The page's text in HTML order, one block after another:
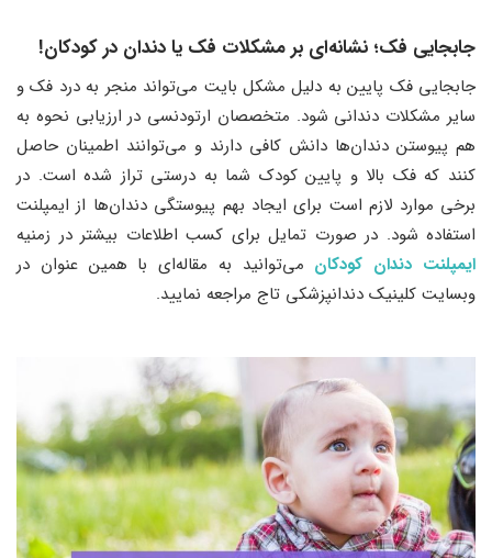
جابجایی فک؛ نشانه‌ای بر مشکلات فک یا دندان در کودکان!
جابجایی فک پایین به دلیل مشکل بایت می‌تواند منجر به درد فک و
سایر مشکلات دندانی شود. متخصصان ارتودنسی در ارزیابی نحوه به
هم پیوستن دندان‌ها دانش کافی دارند و می‌توانند اطمینان حاصل
کنند که فک‌ بالا و پایین کودک شما به درستی تراز شده است. در
برخی موارد لازم است برای ایجاد بهم پیوستگی دندان‌ها از ایمپلنت
استفاده شود. در صورت تمایل برای کسب اطلاعات بیشتر در زمنیه
ایمپلنت دندان کودکان می‌توانید به مقاله‌ای با همین عنوان در
وبسایت کلینیک دندانپزشکی تاج مراجعه نمایید.